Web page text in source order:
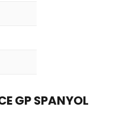
GP SPANYOL